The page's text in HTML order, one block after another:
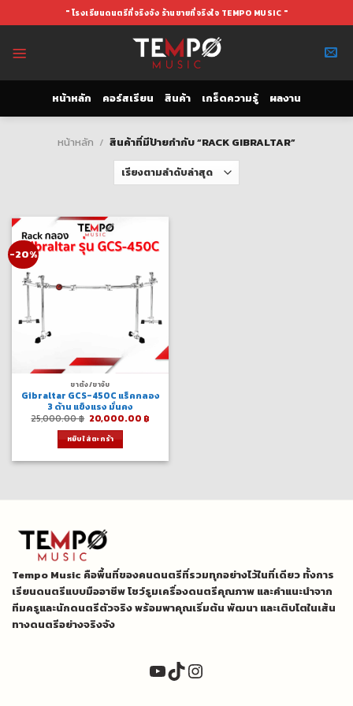
to
" โรงเรียนดนตรีที่จริงจัง ร้านขายที่จริงใจ TEMPO MUSIC "
หน้าหลัก คอร์สเรียน สินค้า เกร็ดความรู้ ผลงาน
หน้าหลัก / สินค้าที่มีป้ายกำกับ “RACK GIBRALTAR”
-20%
ขาตั้ง/ขาจับ
Gibraltar GCS-450C แร็คกลอง
3 ด้าน แข็งแรง มั่นคง
25,000.00฿ Original
price
was:
25,000.00 ฿.
20,000.00 ฿Current
หยิบใส่ตะกร้า
Tempo Music คือพื้นที่ของคนดนตรีที่รวมทุกอย่างไว้ในที่เดียว ทั้งการ
เรียนดนตรีแบบมืออาชีพ โชว์รูมเครื่องดนตรีคุณภาพ และคำแนะนำจาก
ทีมครูและนักดนตรีตัวจริง พร้อมพาคุณเริ่มต้น พัฒนา และเติบโตในเส้น
ทางดนตรีอย่างจริงจัง
YouTube
TikTok
Instagram